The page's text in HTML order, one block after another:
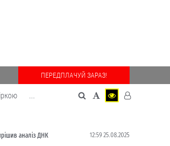
ПЕРЕДПЛАЧУЙ ЗАРАЗ!
...
аналіз ДНК 12:59 25.08.2025